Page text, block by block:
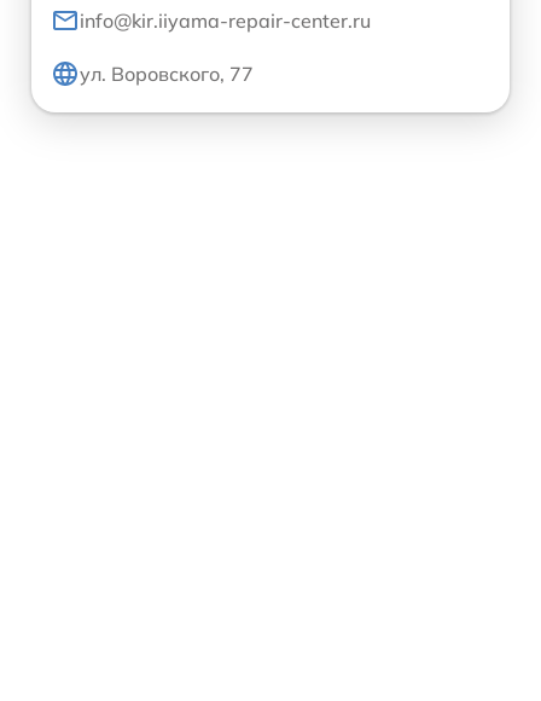
info@kir.iiyama-repair-center.ru
ул. Воровского, 77